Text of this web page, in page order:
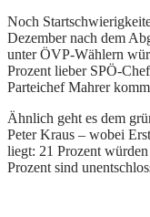
Noch
Dezember nach dem
unter ÖVP-Wählern
Prozent lieber SPÖ-
Parteichef Mahrer
Ähnlich geht es dem
Peter Kraus – wobei
liegt: 21 Prozent
Prozent sind